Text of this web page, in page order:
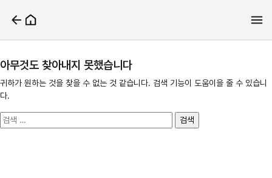
아무것도 찾아내지 못했습니다
귀하가 원하는 것을 찾을 수 없는 것 같습니다. 검색 기능이 도움이을 줄 수 있습니
다.
검
색: